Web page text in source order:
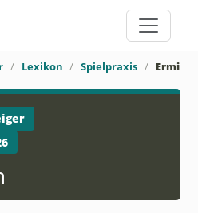
Lexikon Spielpraxis